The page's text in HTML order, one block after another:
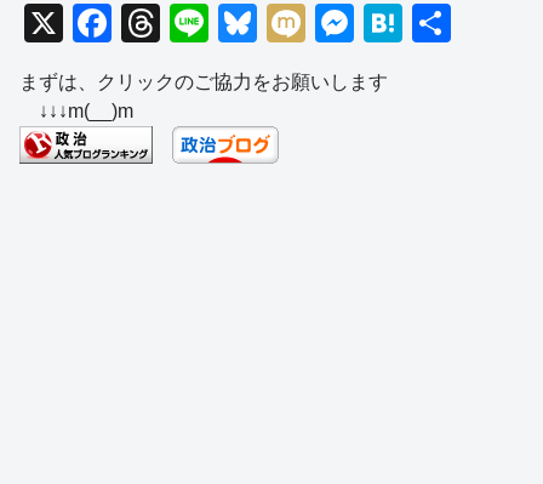
X
F
a
c
e
b
T
hr
e
a
d
Li
n
e
Bl
u
e
sk
y
M
ixi
M
e
ss
H
まずは、クリックのご協力をお願いします
↓↓↓m(__)m